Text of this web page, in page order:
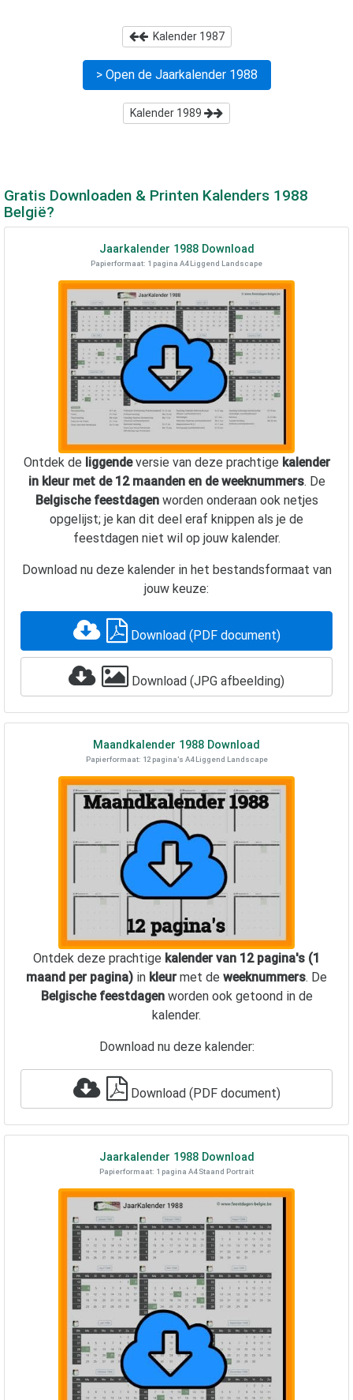
Kalender 1987
> Open de Jaarkalender 1988
Kalender 1989
Gratis Downloaden & Printen Kalenders 1988
België?
Jaarkalender 1988Download
Papierformaat: 1 pagina A4 Liggend Landscape
Ontdek de liggendeversie van deze prachtige kalender
in kleur met de 12 maanden en de weeknummers. De
Belgische feestdagenworden onderaan ook netjes
opgelijst; je kan dit deel eraf knippen als je de
feestdagen niet wil op jouw kalender.
Download nu deze kalender in het bestandsformaat van
jouw keuze:
Download (PDF document)
Download (JPG afbeelding)
Maandkalender 1988 Download
Papierformaat: 12 pagina's A4 Liggend Landscape
Ontdek deze prachtige kalender van 12 pagina's (1
maand per pagina) in kleurmet de weeknummers. De
Belgische feestdagenworden ook getoond in de
kalender.
Download nu deze kalender:
Download (PDF document)
Jaarkalender 1988Download
Papierformaat: 1 pagina A4 Staand Portrait